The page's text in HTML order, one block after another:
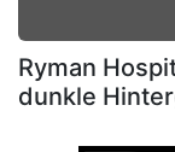
Ryman
dunkle